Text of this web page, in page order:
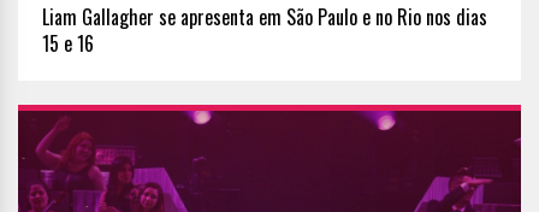
Liam Gallagher se apresenta em São Paulo e no Rio nos dias
15 e 16